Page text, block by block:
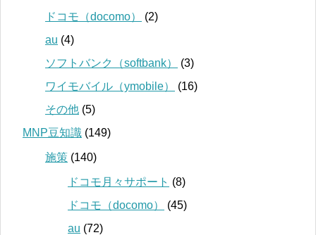
ドコモ（docomo）
(2)
au (4)
ソフトバンク（softbank）
(3)
ワイモバイル（ymobile）
(16)
その他 (5)
MNP豆知識 (149)
施策 (140)
ドコモ月々サポート (8)
ドコモ（docomo）
(45)
au (72)